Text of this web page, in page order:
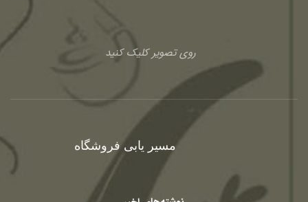
روی تصویر کلیک کنید
مسیر یابی فروشگاه